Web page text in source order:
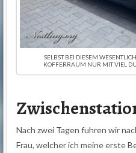
SELBST BEI DIESEM
OFFERRAUM NUR MIT VIEL
Nach zwei Tagen fuhren wir
Frau, welcher ich meine erste